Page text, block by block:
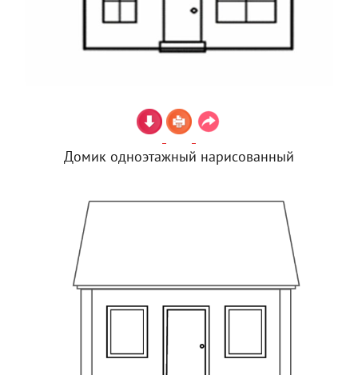
Домик одноэтажный нарисованный